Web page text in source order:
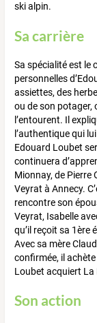
ski alpin.
Sa carrière
Sa spécialité est le
personnelles
assiettes, des
ou de son potager,
l’entourent. Il
l’authentique qui
Edouard Loubet
continuera
Mionnay, de Pierre
Veyrat à Annecy.
rencontre son
Veyrat, Isabelle
qu’il reçoit sa 1ère
Avec sa mère
confirmée, il
Loubet acquiert La
Son action